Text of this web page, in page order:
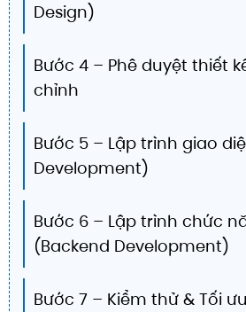
Design)
Bước 4 – Phê duyệt thiết
chỉnh
Bước 5 – Lập trình giao
Development)
Bước 6 – Lập trình chức
(Backend Development)
Bước 7 – Kiểm thử & Tối